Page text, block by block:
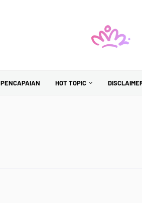
PENCAPAIAN HOT TOPIC